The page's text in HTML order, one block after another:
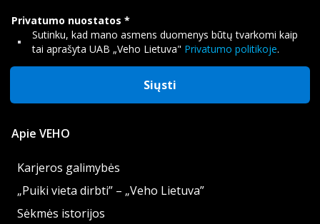
Privatumo nuostatos
Sutinku, kad mano asmens duomenys būtų tvarkomi kaip
tai aprašyta UAB „Veho Lietuva" Privatumo politikoje.
Siųsti
Apie VEHO
Karjeros galimybės
„Puiki vieta dirbti” – „Veho Lietuva”
Sėkmės istorijos